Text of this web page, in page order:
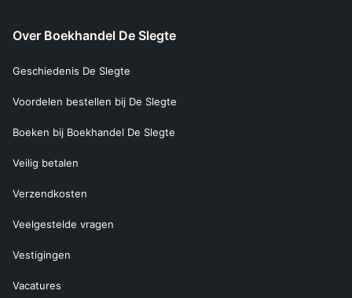
Over Boekhandel De Slegte
Geschiedenis De Slegte
Voordelen bestellen bij De Slegte
Boeken bij Boekhandel De Slegte
Veilig betalen
Verzendkosten
Veelgestelde vragen
Vestigingen
Vacatures